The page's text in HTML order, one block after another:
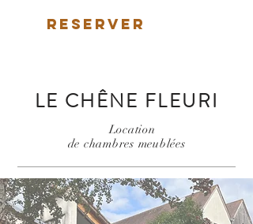
RESERVER
LE CHÊNE FLEURI
Location
de chambres meublées